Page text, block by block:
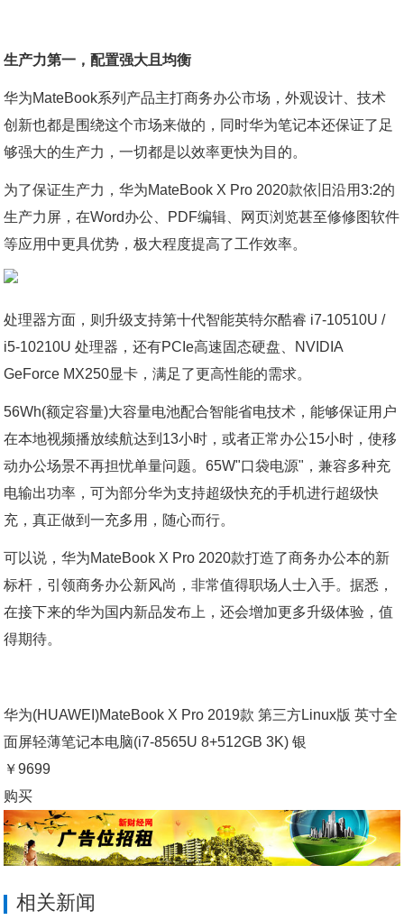
生产力第一，配置强大且均衡
华为MateBook系列产品主打商务办公市场，外观设计、技术
创新也都是围绕这个市场来做的，同时华为笔记本还保证了足
够强大的生产力，一切都是以效率更快为目的。
为了保证生产力，华为MateBook X Pro 2020款依旧沿用3:2的
生产力屏，在Word办公、PDF编辑、网页浏览甚至修修图软件
等应用中更具优势，极大程度提高了工作效率。
处理器方面，则升级支持第十代智能英特尔酷睿 i7-10510U /
i5-10210U 处理器，还有PCIe高速固态硬盘、NVIDIA
GeForce MX250显卡，满足了更高性能的需求。
56Wh(额定容量)大容量电池配合智能省电技术，能够保证用户
在本地视频播放续航达到13小时，或者正常办公15小时，使移
动办公场景不再担忧单量问题。65W"口袋电源"，兼容多种充
电输出功率，可为部分华为支持超级快充的手机进行超级快
充，真正做到一充多用，随心而行。
可以说，华为MateBook X Pro 2020款打造了商务办公本的新
标杆，引领商务办公新风尚，非常值得职场人士入手。据悉，
在接下来的华为国内新品发布上，还会增加更多升级体验，值
得期待。
华为(HUAWEI)MateBook X Pro 2019款 第三方Linux版 英寸全
面屏轻薄笔记本电脑(i7-8565U 8+512GB 3K) 银
￥9699
购买
相关新闻